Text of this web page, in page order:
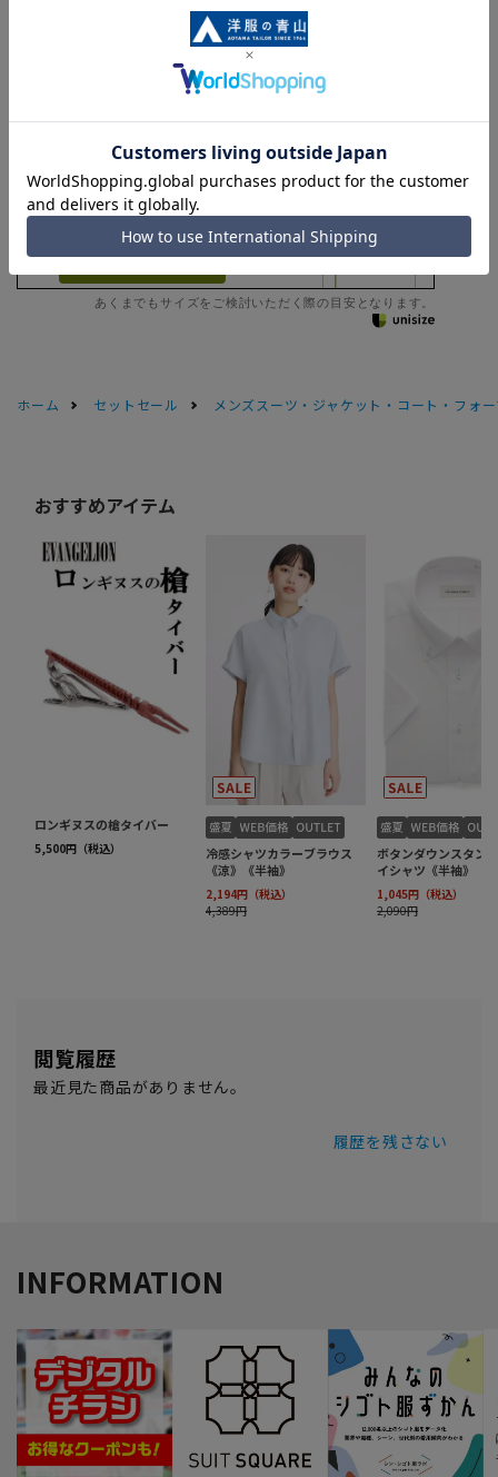
Check the recommended
size
Try this item on
あくまでもサイズをご検討いただく際の目安となります。
ホーム セットセール メンズスーツ・ジャケット・コート・フォ
閲覧履歴
最近見た商品がありません。
履歴を残さない
INFORMATION